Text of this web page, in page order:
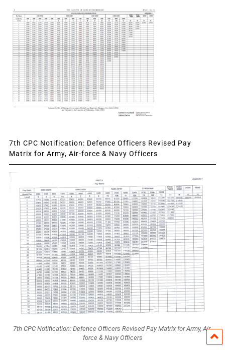
7th CPC Notification: Defence Officers Revised Pay
Matrix for Army, Air-force & Navy Officers
7th CPC Notification: Defence Officers Revised Pay Matrix for Army, Air-
force & Navy Officers